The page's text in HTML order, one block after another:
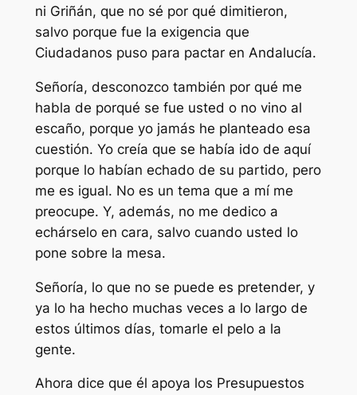
ni Griñán, que no sé por qué dimitieron,
salvo porque fue la exigencia que
Ciudadanos puso para pactar en Andalucía.
Señoría, desconozco también por qué me
habla de porqué se fue usted o no vino al
escaño, porque yo jamás he planteado esa
cuestión. Yo creía que se había ido de aquí
porque lo habían echado de su partido, pero
me es igual. No es un tema que a mí me
preocupe. Y, además, no me dedico a
echárselo en cara, salvo cuando usted lo
pone sobre la mesa.
Señoría, lo que no se puede es pretender, y
ya lo ha hecho muchas veces a lo largo de
estos últimos días, tomarle el pelo a la
gente.
Ahora dice que él apoya los Presupuestos